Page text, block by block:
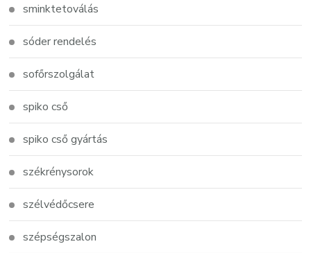
sminktetoválás
sóder rendelés
sofőrszolgálat
spiko cső
spiko cső gyártás
székrénysorok
szélvédőcsere
szépségszalon